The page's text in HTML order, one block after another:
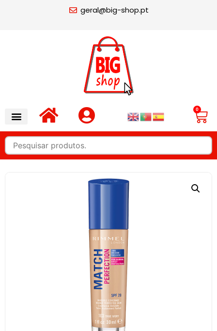
geral@big-shop.pt
0